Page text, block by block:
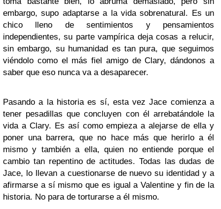
embargo, supo adaptarse a la vida sobrenatural. Es un
chico lleno de sentimientos y pensamientos
independientes, su parte vampírica deja cosas a relucir,
sin embargo, su humanidad es tan pura, que seguimos
viéndolo como el más fiel amigo de Clary, dándonos a
saber que eso nunca va a desaparecer.
Pasando a la historia es sí, esta vez Jace comienza a
tener pesadillas que concluyen con él arrebatándole la
vida a Clary. Es así como empieza a alejarse de ella y
poner una barrera, que no hace más que herirlo a él
mismo y también a ella, quien no entiende porque el
cambio tan repentino de actitudes. Todas las dudas de
Jace, lo llevan a cuestionarse de nuevo su identidad y a
afirmarse a sí mismo que es igual a Valentine y fin de la
historia. No para de torturarse a él mismo.